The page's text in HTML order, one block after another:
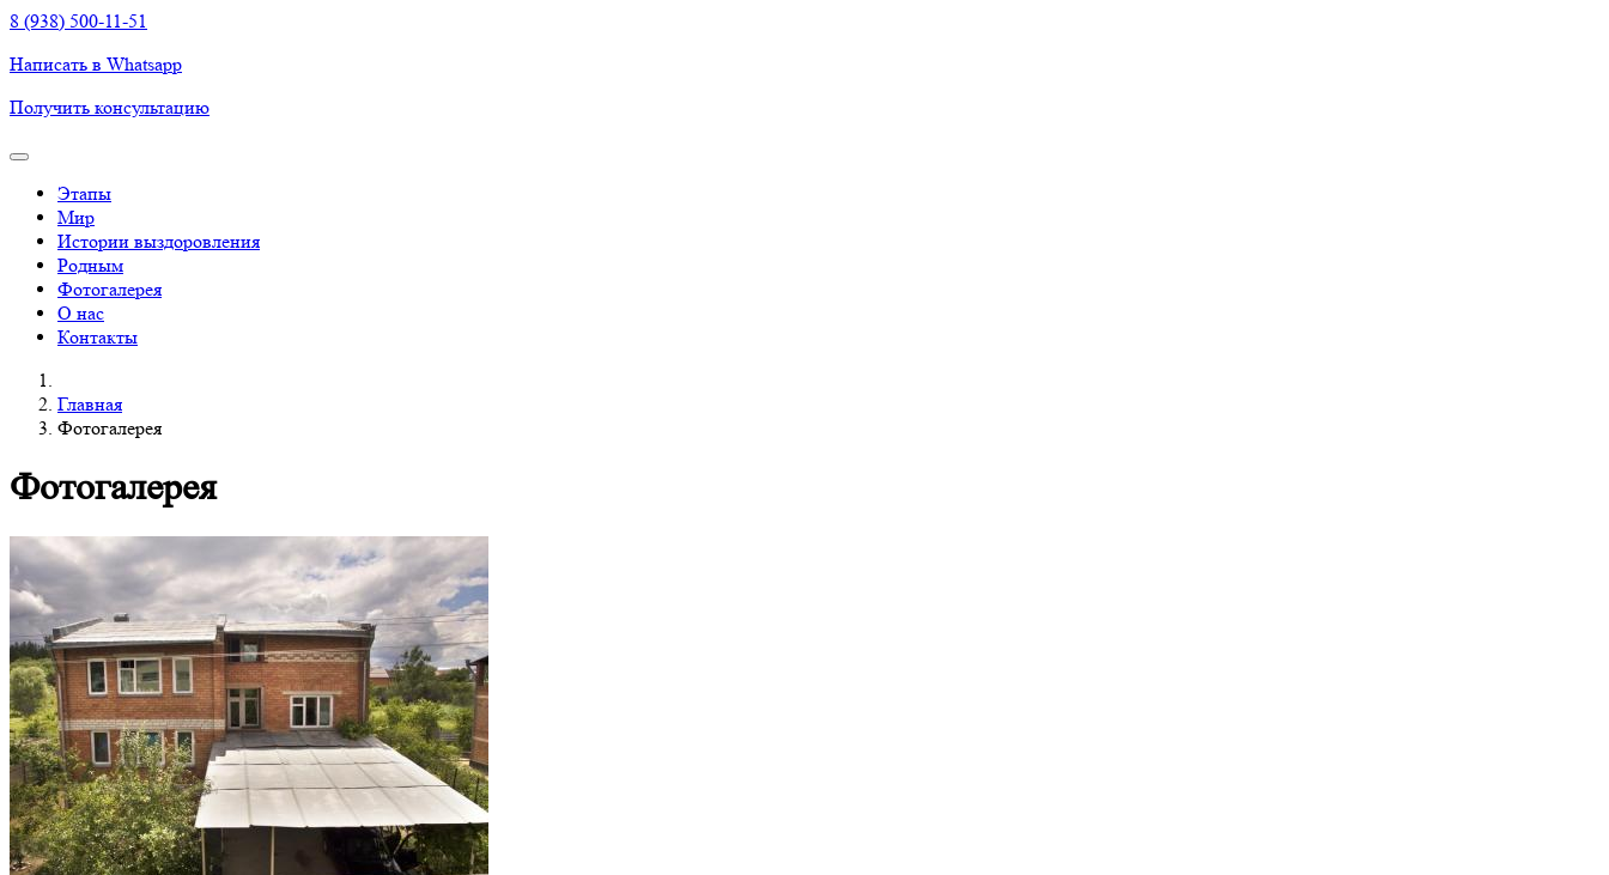
8 (938) 500-11-51
Написать в Whatsapp
Получить консультацию
Этапы
Мир
Истории выздоровления
Родным
Фотогалерея
О нас
Контакты
Главная
Фотогалерея
Фотогалерея